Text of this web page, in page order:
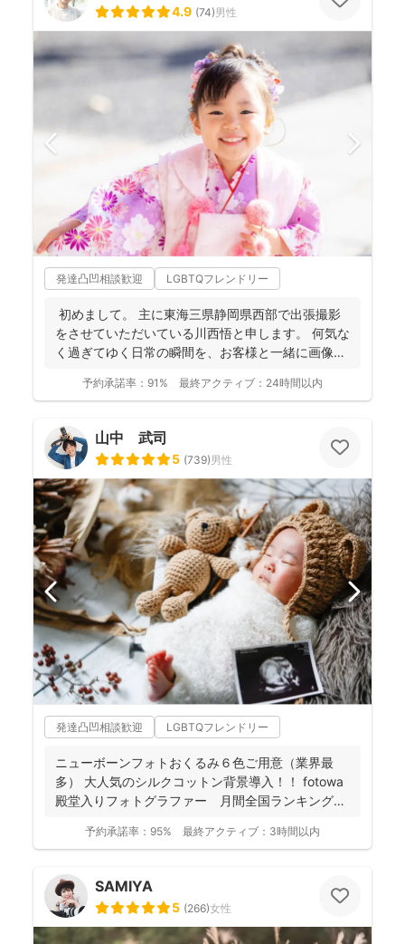
4.9 (74)男性
発達凸凹相談歓迎 LGBTQフレンドリー
初めまして。 主に東海三県静岡県西部で出張撮影
をさせていただいている川西悟と申します。 何気な
く過ぎてゆく日常の瞬間を、お客様と一緒に画像と
予約承諾率： 91% 最終アクティブ： 24時間以内
山中 武司
5 (739)男性
発達凸凹相談歓迎 LGBTQフレンドリー
ニューボーンフォトおくるみ６色ご用意（業界最
多） 大人気のシルクコットン背景導入！！ fotowa
殿堂入りフォトグラファー 月間全国ランキング１
予約承諾率： 95% 最終アクティブ： 3時間以内
SAMIYA
5 (266)女性